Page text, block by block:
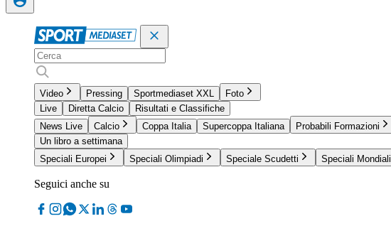
Video Pressing Sportmediaset XXL
Foto
Live
Diretta Calcio
Risultati e Classifiche
News Live
Calcio Coppa Italia Supercoppa Italiana Probabili Formazioni
Un libro a settimana
Speciali Europei
Speciali Olimpiadi Speciale Scudetti Speciali Mondiali
Seguici anche su